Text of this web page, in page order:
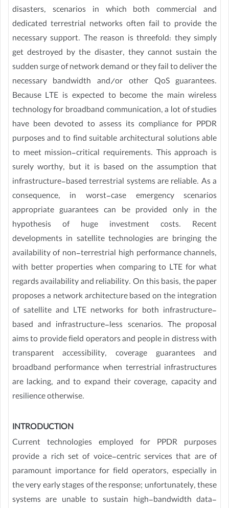
disasters, scenarios in which both commercial and
dedicated terrestrial networks often fail to provide the
necessary support. The reason is threefold: they simply
get destroyed by the disaster, they cannot sustain the
sudden surge of network demand or they fail to deliver the
necessary bandwidth and/or other QoS guarantees.
Because LTE is expected to become the main wireless
technology for broadband communication, a lot of studies
have been devoted to assess its compliance for PPDR
purposes and to find suitable architectural solutions able
to meet mission-critical requirements. This approach is
surely worthy, but it is based on the assumption that
infrastructure-based terrestrial systems are reliable. As a
consequence, in worst-case emergency scenarios
appropriate guarantees can be provided only in the
hypothesis of huge investment costs. Recent
developments in satellite technologies are bringing the
availability of non-terrestrial high performance channels,
with better properties when comparing to LTE for what
regards availability and reliability. On this basis, the paper
proposes a network architecture based on the integration
of satellite and LTE networks for both infrastructure-
based and infrastructure-less scenarios. The proposal
aims to provide field operators and people in distress with
transparent accessibility, coverage guarantees and
broadband performance when terrestrial infrastructures
are lacking, and to expand their coverage, capacity and
resilience otherwise.
INTRODUCTION
Current technologies employed for PPDR purposes
provide a rich set of voice-centric services that are of
paramount importance for field operators, especially in
the very early stages of the response; unfortunately, these
systems are unable to sustain high-bandwidth data-